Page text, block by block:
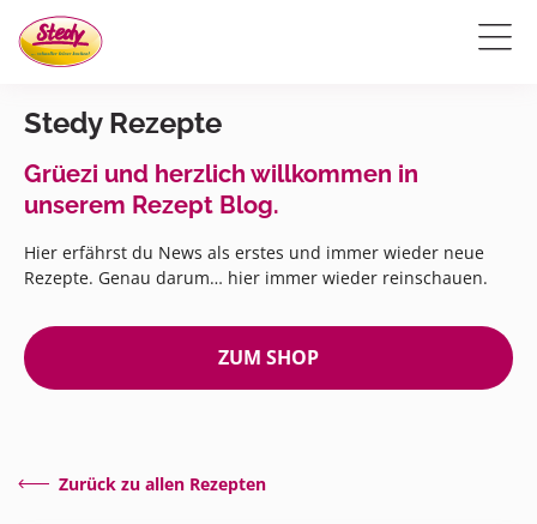
Stedy Rezepte
Grüezi und herzlich willkommen in
unserem Rezept Blog.
Hier erfährst du News als erstes und immer wieder neue
Rezepte. Genau darum… hier immer wieder reinschauen.
ZUM SHOP
Zurück zu allen Rezepten